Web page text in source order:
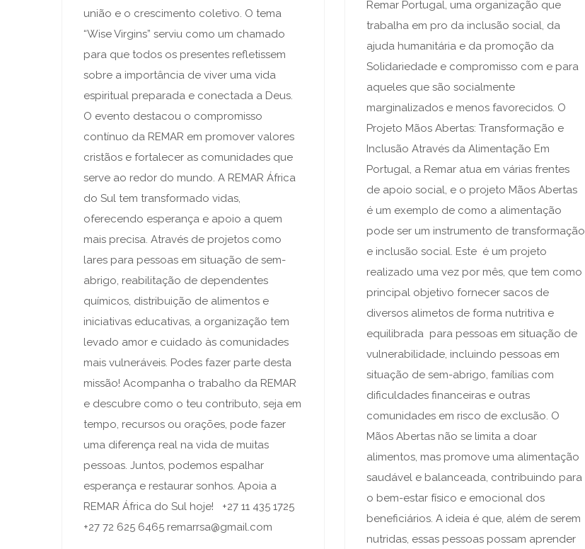
união e o crescimento coletivo. O tema
“Wise Virgins” serviu como um chamado
para que todos os presentes refletissem
sobre a importância de viver uma vida
espiritual preparada e conectada a Deus.
O evento destacou o compromisso
contínuo da REMAR em promover valores
cristãos e fortalecer as comunidades que
serve ao redor do mundo. A REMAR África
do Sul tem transformado vidas,
oferecendo esperança e apoio a quem
mais precisa. Através de projetos como
lares para pessoas em situação de sem-
abrigo, reabilitação de dependentes
químicos, distribuição de alimentos e
iniciativas educativas, a organização tem
levado amor e cuidado às comunidades
mais vulneráveis. Podes fazer parte desta
missão! Acompanha o trabalho da REMAR
e descubre como o teu contributo, seja em
tempo, recursos ou orações, pode fazer
uma diferença real na vida de muitas
pessoas. Juntos, podemos espalhar
esperança e restaurar sonhos. Apoia a
REMAR África do Sul hoje! +27 11 435 1725
+27 72 625 6465 remarrsa@gmail.com
Remar Portugal, uma organização que
trabalha em pro da inclusão social, da
ajuda humanitária e da promoção da
Solidariedade e compromisso com e para
aqueles que são socialmente
marginalizados e menos favorecidos. O
Projeto Mãos Abertas: Transformação e
Inclusão Através da Alimentação Em
Portugal, a Remar atua em várias frentes
de apoio social, e o projeto Mãos Abertas
é um exemplo de como a alimentação
pode ser um instrumento de transformação
e inclusão social. Este é um projeto
realizado uma vez por mês, que tem como
principal objetivo fornecer sacos de
diversos alimetos de forma nutritiva e
equilibrada para pessoas em situação de
vulnerabilidade, incluindo pessoas em
situação de sem-abrigo, famílias com
dificuldades financeiras e outras
comunidades em risco de exclusão. O
Mãos Abertas não se limita a doar
alimentos, mas promove uma alimentação
saudável e balanceada, contribuindo para
o bem-estar físico e emocional dos
beneficiários. A ideia é que, além de serem
nutridas, essas pessoas possam aprender